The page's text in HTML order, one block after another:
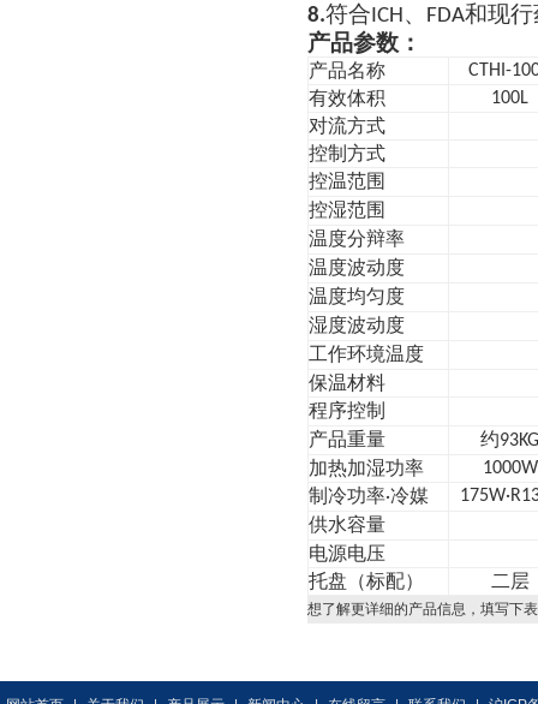
8.符合ICH、 FDA和现
产品参数：
产品名称 CTHI-
有效体积 100L
对流方式
控制方式
控温范围
控湿范围
温度分辩率
温度波动度
温度均匀度
湿度波动度
工作环境温度
保温材料
程序控制
产品重量
约93KG
加热加湿功率 1000W
制冷功率·冷媒
供水容量
电源电压
托盘（标配）
二层
想了解更详细的产品信息，填写下